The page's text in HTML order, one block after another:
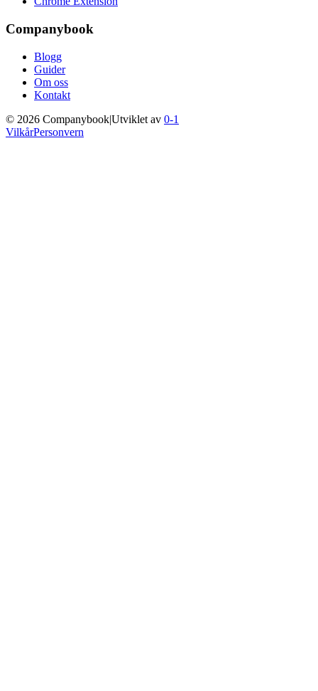
Companybook
Blogg
Guider
Om oss
Kontakt
© 2026 Companybook|Utviklet av 0-1
VilkårPersonvern